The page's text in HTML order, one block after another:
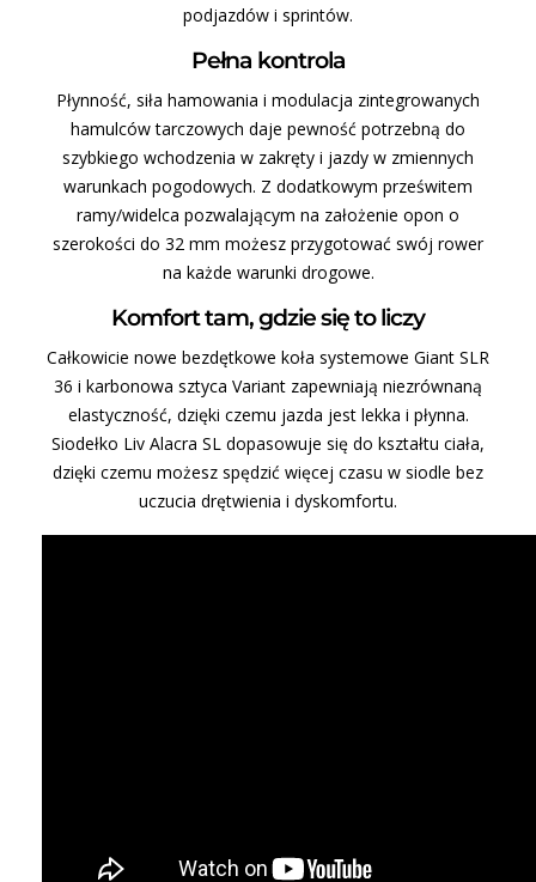
podjazdów i sprintów.
Pełna kontrola
Płynność, siła hamowania i modulacja zintegrowanych
hamulców tarczowych daje pewność potrzebną do
szybkiego wchodzenia w zakręty i jazdy w zmiennych
warunkach pogodowych. Z dodatkowym prześwitem
ramy/widelca pozwalającym na założenie opon o
szerokości do 32 mm możesz przygotować swój rower
na każde warunki drogowe.
Komfort tam, gdzie się to liczy
Całkowicie nowe bezdętkowe koła systemowe Giant SLR
36 i karbonowa sztyca Variant zapewniają niezrównaną
elastyczność, dzięki czemu jazda jest lekka i płynna.
Siodełko Liv Alacra SL dopasowuje się do kształtu ciała,
dzięki czemu możesz spędzić więcej czasu w siodle bez
uczucia drętwienia i dyskomfortu.